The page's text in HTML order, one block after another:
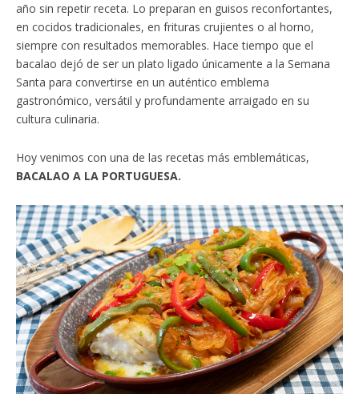
año sin repetir receta. Lo preparan en guisos reconfortantes,
en cocidos tradicionales, en frituras crujientes o al horno,
siempre con resultados memorables. Hace tiempo que el
bacalao dejó de ser un plato ligado únicamente a la Semana
Santa para convertirse en un auténtico emblema
gastronómico, versátil y profundamente arraigado en su
cultura culinaria.
Hoy venimos con una de las recetas más emblemáticas,
BACALAO A LA PORTUGUESA.